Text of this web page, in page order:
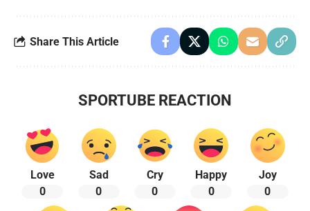
Share This Article
SPORTUBE REACTION
Love
0
Sad
0
Cry
0
Happy
0
Joy
0